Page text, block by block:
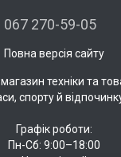
067 270-59-05
Повна версія сайту
техніки та
спорту й
Графік роботи:
Пн-Сб: 9:00–18:00